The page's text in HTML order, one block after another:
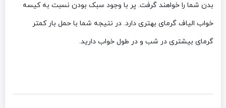
بدن شما را خواهند گرفت. پر با وجود سبک بودن نسبت به کیسه
خواب الیاف گرمای بهتری دارد. در نتیجه شما با حمل بار کمتر
گرمای بیشتری در شب و در طول خواب دارید.